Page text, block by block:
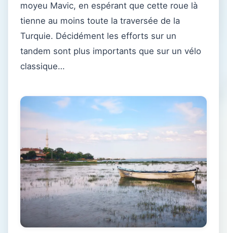
moyeu Mavic, en espérant que cette roue là
tienne au moins toute la traversée de la
Turquie. Décidément les efforts sur un
tandem sont plus importants que sur un vélo
classique…